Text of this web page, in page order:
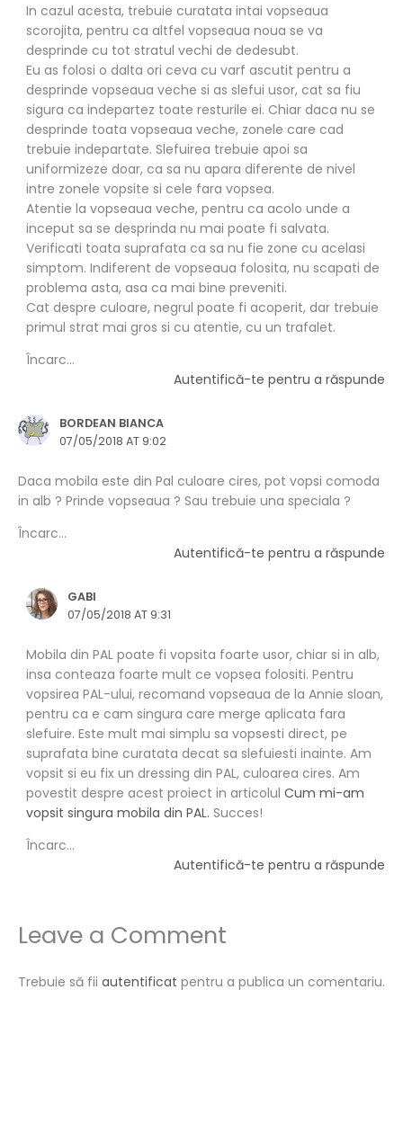
In cazul acesta, trebuie curatata intai vopseaua
scorojita, pentru ca altfel vopseaua noua se va
desprinde cu tot stratul vechi de dedesubt.
Eu as folosi o dalta ori ceva cu varf ascutit pentru a
desprinde vopseaua veche si as slefui usor, cat sa fiu
sigura ca indepartez toate resturile ei. Chiar daca nu se
desprinde toata vopseaua veche, zonele care cad
trebuie indepartate. Slefuirea trebuie apoi sa
uniformizeze doar, ca sa nu apara diferente de nivel
intre zonele vopsite si cele fara vopsea.
Atentie la vopseaua veche, pentru ca acolo unde a
inceput sa se desprinda nu mai poate fi salvata.
Verificati toata suprafata ca sa nu fie zone cu acelasi
simptom. Indiferent de vopseaua folosita, nu scapati de
problema asta, asa ca mai bine preveniti.
Cat despre culoare, negrul poate fi acoperit, dar trebuie
primul strat mai gros si cu atentie, cu un trafalet.
Încarc...
Autentifică-te pentru a răspunde
BORDEAN BIANCA
07/05/2018 AT 9:02
Daca mobila este din Pal culoare cires, pot vopsi comoda
in alb ? Prinde vopseaua ? Sau trebuie una speciala ?
Încarc...
Autentifică-te pentru a răspunde
GABI
07/05/2018 AT 9:31
Mobila din PAL poate fi vopsita foarte usor, chiar si in alb,
insa conteaza foarte mult ce vopsea folositi. Pentru
vopsirea PAL-ului, recomand vopseaua de la Annie sloan,
pentru ca e cam singura care merge aplicata fara
slefuire. Este mult mai simplu sa vopsesti direct, pe
suprafata bine curatata decat sa slefuiesti inainte. Am
vopsit si eu fix un dressing din PAL, culoarea cires. Am
povestit despre acest proiect in articolulCum mi-am
vopsit singura mobila din PAL.Succes!
Încarc...
Autentifică-te pentru a răspunde
Leave a Comment
Trebuie să fii autentificat pentru a publica un comentariu.